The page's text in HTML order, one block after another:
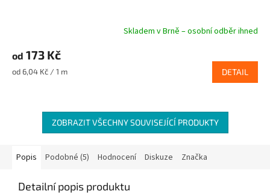
Skladem v Brně – osobní odběr ihned
od 173 Kč
Měrná
od 6,04 Kč / 1 m DETAIL
ZOBRAZIT VŠECHNY SOUVISEJÍCÍ PRODUKTY
Popis Podobné (5) Hodnocení Diskuze Značka
Detailní popis produktu